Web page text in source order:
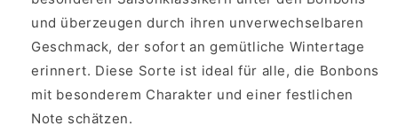
und überzeugen durch ihren unverwechselbaren
Geschmack, der sofort an gemütliche Wintertage
erinnert. Diese Sorte ist ideal für alle, die Bonbons
mit besonderem Charakter und einer festlichen
Note schätzen.